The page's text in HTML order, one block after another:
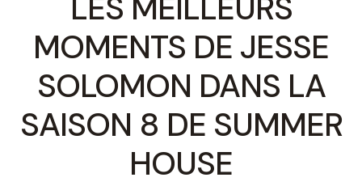
MOMENTS DE JESSE
SOLOMON DANS LA
SAISON 8 DE SUMMER
HOUSE